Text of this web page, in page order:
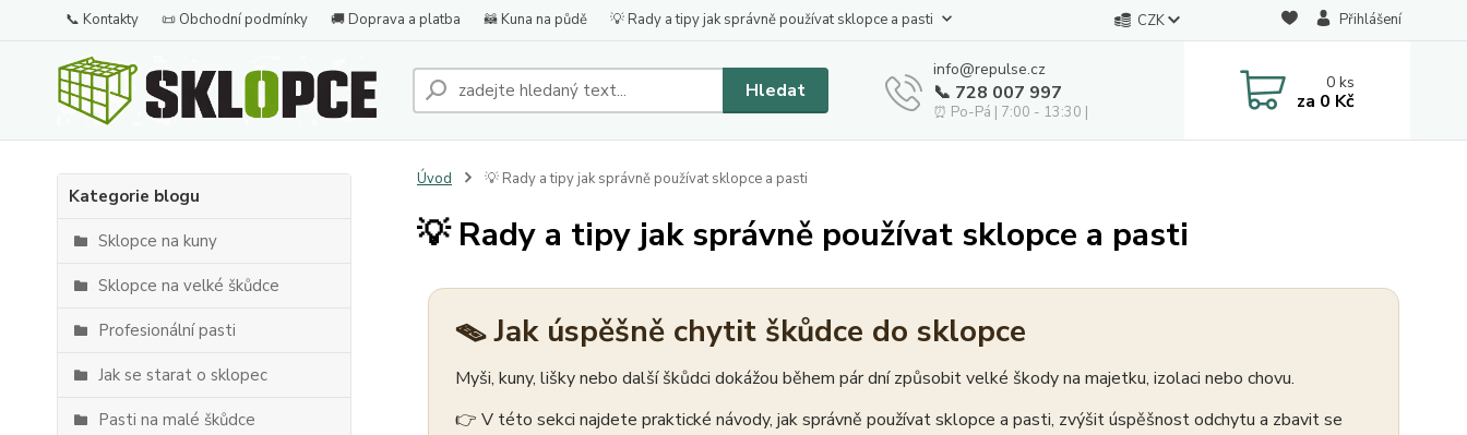
📞 Kontakty 📜 Obchodní podmínky 🚚 Doprava a platba 🦝 Kuna na půdě 💡 Rady a tipy jak správně používat sklopce a pasti CZK Přihlášení
Hledat
info@repulse.cz
📞 728 007 997
⏰ Po-Pá | 7:00 - 13:30 |
0ks
za 0 Kč
Kategorie blogu
Sklopce na kuny
Sklopce na velké škůdce
Profesionální pasti
Jak se starat o sklopec
Pasti na malé škůdce
Úvod 💡 Rady a tipy jak správně používat sklopce a pasti
💡 Rady a tipy jak správně používat sklopce a pasti
🪤 Jak úspěšně chytit škůdce do sklopce
Myši, kuny, lišky nebo další škůdci dokážou během pár dní způsobit velké škody na majetku, izolaci nebo chovu.
👉 V této sekci najdete praktické návody, jak správně používat sklopce a pasti, zvýšit úspěšnost odchytu a zbavit se